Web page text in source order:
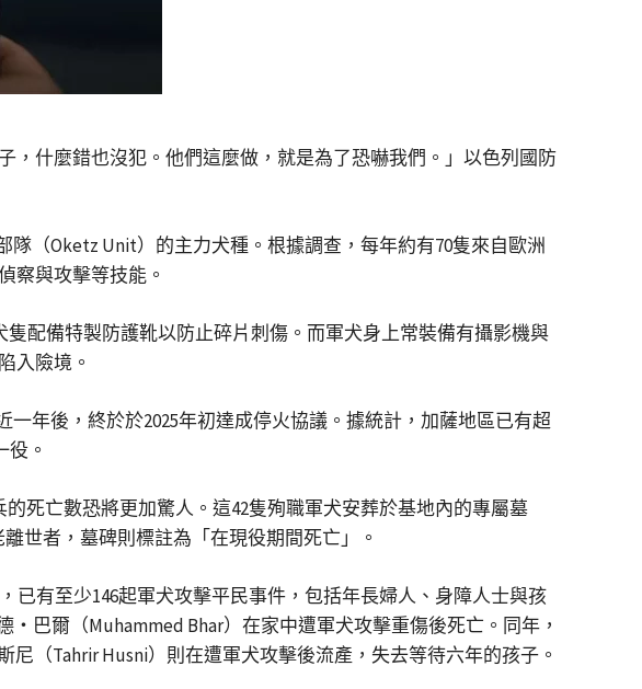
什麼錯也沒犯。他們這麼做，就是為了恐嚇我們。」以色列國防
（Oketz Unit）的主力犬種。根據調查，每年約有70隻來自歐洲
察與攻擊等技能。
配備特製防護靴以防止碎片刺傷。而軍犬身上常裝備有攝影機與
入險境。
年後，終於於2025年初達成停火協議。據統計，加薩地區已有超
。
死亡數恐將更加驚人。這42隻殉職軍犬安葬於基地內的專屬墓
世者，墓碑則標註為「在現役期間死亡」。
已有至少146起軍犬攻擊平民事件，包括年長婦人、身障人士與孩
巴爾（Muhammed Bhar）在家中遭軍犬攻擊重傷後死亡。同年，
（Tahrir Husni）則在遭軍犬攻擊後流產，失去等待六年的孩子。